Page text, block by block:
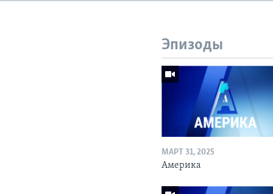
Эпизоды
МАРТ 31, 2025
Америка